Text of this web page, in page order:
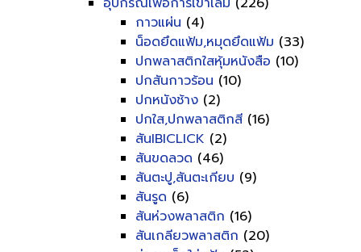
กาวแผ่น (4)
น็อดยึดแฟ้ม,หมุดยึดแฟ้ม (33)
ปกพลาสติกใสหุ้มหนังสือ (10)
ปกสันกาวร้อน (10)
ปกหนังช้าง (2)
ปกใส,ปกพลาสติกสี (16)
สันIBICLICK (2)
สันขดลวด (46)
สันตะปู,สันตะเกียบ (9)
สันรูด (6)
สันห่วงพลาสติก (16)
สันเกลียวพลาสติก (20)